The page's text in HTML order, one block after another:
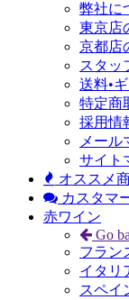
弊社に
東京店
京都店
スタッ
送料•
特定商
採用情
メール
サイト
オススメ
カスタマ
赤ワイン
Go
フラン
イタリ
スペイ